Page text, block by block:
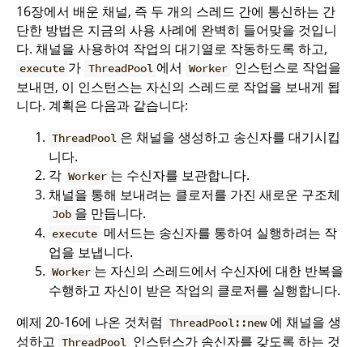
16장에서 배운 채널, 즉 두 개의 스레드 간에 통신하는 간
단한 방법은 지금의 사용 사례에 완벽히 들어맞을 것입니
다. 채널을 사용하여 작업의 대기열로 작동하도록 하고,
execute 가 ThreadPool 에서 Worker 인스턴스로 작업을
보내면, 이 인스턴스는 자신의 스레드로 작업을 보내게 됩
니다. 계획은 다음과 같습니다:
ThreadPool 은 채널을 생성하고 송신자를 대기시킵
니다.
각 Worker 는 수신자를 보관합니다.
채널을 통해 보내려는 클로저를 가진 새로운 구조체
Job 을 만듭니다.
execute 메서드는 송신자를 통하여 실행하려는 작
업을 보냅니다.
Worker 는 자신의 스레드에서 수신자에 대한 반복을
수행하고 자신이 받은 작업의 클로저를 실행합니다.
예제 20-16에 나온 것처럼 ThreadPool::new 에 채널을 생
성하고 ThreadPool 인스턴스가 송신자를 갖도록 하는 것